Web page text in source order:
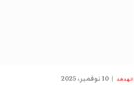
الهدهد 10 نوفمبر، 2025